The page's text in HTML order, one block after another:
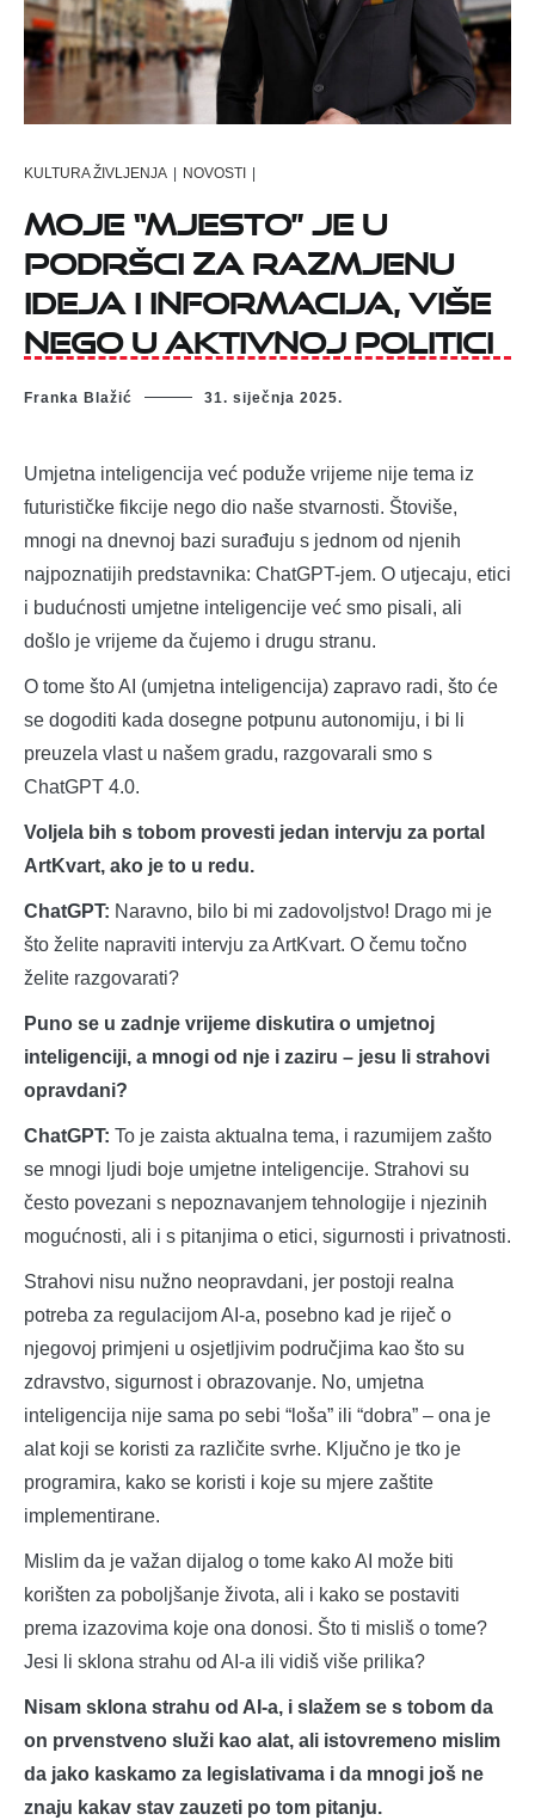
KULTURA ŽIVLJENJA | NOVOSTI |
Moje “mjesto” je u
podršci za razmjenu
ideja i informacija, više
nego u aktivnoj politici
Franka Blažić 31. siječnja 2025.
Umjetna inteligencija već poduže vrijeme nije tema iz
futurističke fikcije nego dio naše stvarnosti. Štoviše,
mnogi na dnevnoj bazi surađuju s jednom od njenih
najpoznatijih predstavnika: ChatGPT-jem. O utjecaju, etici
i budućnosti umjetne inteligencije već smo pisali, ali
došlo je vrijeme da čujemo i drugu stranu.
O tome što AI (umjetna inteligencija) zapravo radi, što će
se dogoditi kada dosegne potpunu autonomiju, i bi li
preuzela vlast u našem gradu, razgovarali smo s
ChatGPT 4.0.
Voljela bih s tobom provesti jedan intervju za portal
ArtKvart, ako je to u redu.
ChatGPT: Naravno, bilo bi mi zadovoljstvo! Drago mi je
što želite napraviti intervju za ArtKvart. O čemu točno
želite razgovarati?
Puno se u zadnje vrijeme diskutira o umjetnoj
inteligenciji, a mnogi od nje i zaziru – jesu li strahovi
opravdani?
ChatGPT: To je zaista aktualna tema, i razumijem zašto
se mnogi ljudi boje umjetne inteligencije. Strahovi su
često povezani s nepoznavanjem tehnologije i njezinih
mogućnosti, ali i s pitanjima o etici, sigurnosti i privatnosti.
Strahovi nisu nužno neopravdani, jer postoji realna
potreba za regulacijom AI-a, posebno kad je riječ o
njegovoj primjeni u osjetljivim područjima kao što su
zdravstvo, sigurnost i obrazovanje. No, umjetna
inteligencija nije sama po sebi “loša” ili “dobra” – ona je
alat koji se koristi za različite svrhe. Ključno je tko je
programira, kako se koristi i koje su mjere zaštite
implementirane.
Mislim da je važan dijalog o tome kako AI može biti
korišten za poboljšanje života, ali i kako se postaviti
prema izazovima koje ona donosi. Što ti misliš o tome?
Jesi li sklona strahu od AI-a ili vidiš više prilika?
Nisam sklona strahu od AI-a, i slažem se s tobom da
on prvenstveno služi kao alat, ali istovremeno mislim
da jako kaskamo za legislativama i da mnogi još ne
znaju kakav stav zauzeti po tom pitanju.